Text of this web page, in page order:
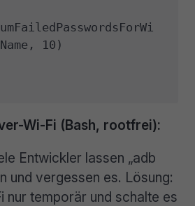
10)
Wi-Fi (Bash, rootfrei):
Entwickler lassen „adb
und vergessen es. Lösung:
nur temporär und schalte es